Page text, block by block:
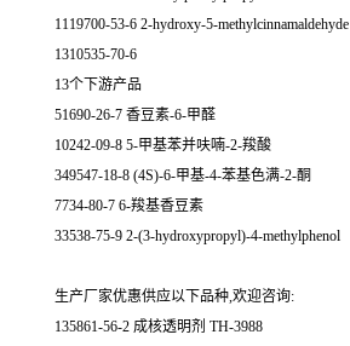
1119700-53-6 2-hydroxy-5-methylcinnamaldehyde
1310535-70-6
13个下游产品
51690-26-7 香豆素-6-甲醛
10242-09-8 5-甲基苯并呋喃-2-羧酸
349547-18-8 (4S)-6-甲基-4-苯基色满-2-酮
7734-80-7 6-羧基香豆素
33538-75-9 2-(3-hydroxypropyl)-4-methylphenol
生产厂家优惠供应以下品种,欢迎咨询:
135861-56-2 成核透明剂 TH-3988